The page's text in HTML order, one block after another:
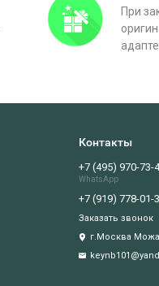
При
Контакты
+7 (495) 970-73-
WhatsApp
+7 (919) 778-01-
Заказать звонок
г.Москва